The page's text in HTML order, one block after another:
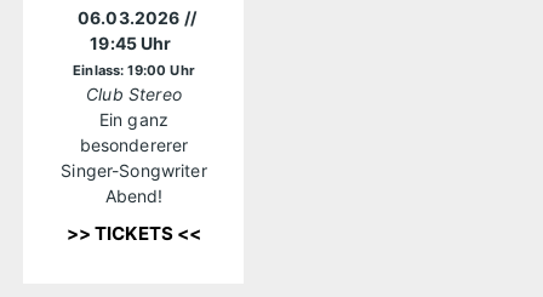
06.03.2026 //
19:45 Uhr
Einlass: 19:00 Uhr
Club Stereo
Ein ganz
besondererer
Singer-Songwriter
Abend!
>> TICKETS <<